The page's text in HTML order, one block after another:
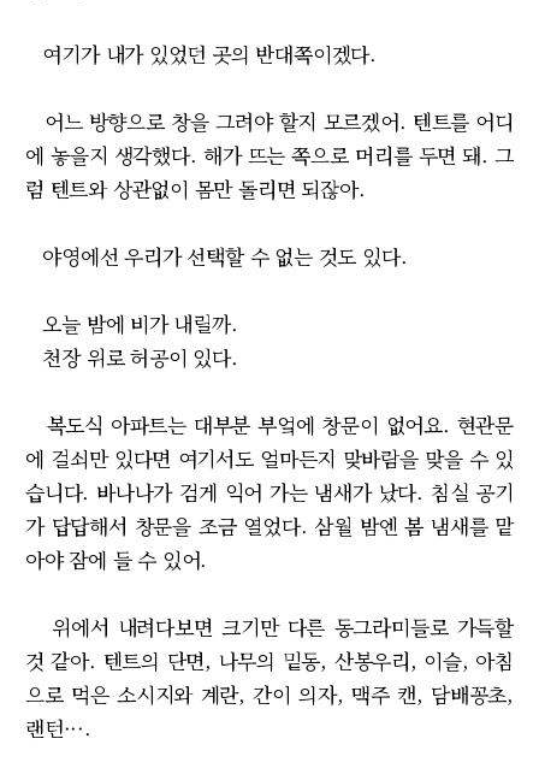
여기가 내가 있었던 곳의 반대쪽이겠다.
어느 방향으로 창을 그려야 할지 모르겠어. 텐트를 어디
에 놓을지 생각했다. 해가 뜨는 쪽으로 머리를 두면 돼. 그
럼 텐트와 상관없이 몸만 돌리면 되잖아.
야영에선 우리가 선택할 수 없는 것도 있다.
오늘 밤에 비가 내릴까.
천장 위로 허공이 있다.
복도식 아파트는 대부분 부엌에 창문이 없어요. 현관문
에 걸쇠만 있다면 여기서도 얼마든지 맞바람을 맞을 수 있
습니다. 바나나가 검게 익어 가는 냄새가 났다. 침실 공기
가 답답해서 창문을 조금 열었다. 삼월 밤엔 봄 냄새를 맡
아야 잠에 들 수 있어.
위에서 내려다보면 크기만 다른 동그라미들로 가득할
것 같아. 텐트의 단면, 나무의 밑동, 산봉우리, 이슬, 아침
으로 먹은 소시지와 계란, 간이 의자, 맥주 캔, 담배꽁초,
랜턴···.